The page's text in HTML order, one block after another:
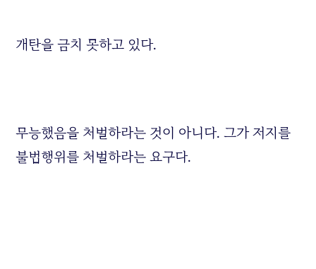
개탄을 금치 못하고 있다.
무능했음을 처벌하라는 것이 아니다. 그가 저지를
불법행위를 처벌하라는 요구다.